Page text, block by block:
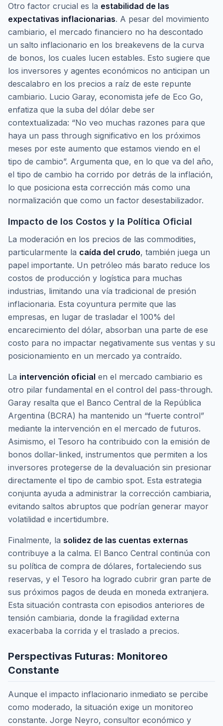
Otro factor crucial es la estabilidad de las
expectativas inflacionarias. A pesar del movimiento
cambiario, el mercado financiero no ha descontado
un salto inflacionario en los breakevens de la curva
de bonos, los cuales lucen estables. Esto sugiere que
los inversores y agentes económicos no anticipan un
descalabro en los precios a raíz de este repunte
cambiario. Lucio Garay, economista jefe de Eco Go,
enfatiza que la suba del dólar debe ser
contextualizada: “No veo muchas razones para que
haya un pass through significativo en los próximos
meses por este aumento que estamos viendo en el
tipo de cambio”. Argumenta que, en lo que va del año,
el tipo de cambio ha corrido por detrás de la inflación,
lo que posiciona esta corrección más como una
normalización que como un factor desestabilizador.
Impacto de los Costos y la Política Oficial
La moderación en los precios de las commodities,
particularmente la caída del crudo, también juega un
papel importante. Un petróleo más barato reduce los
costos de producción y logística para muchas
industrias, limitando una vía tradicional de presión
inflacionaria. Esta coyuntura permite que las
empresas, en lugar de trasladar el 100% del
encarecimiento del dólar, absorban una parte de ese
costo para no impactar negativamente sus ventas y su
posicionamiento en un mercado ya contraído.
La intervención oficial en el mercado cambiario es
otro pilar fundamental en el control del pass-through.
Garay resalta que el Banco Central de la República
Argentina (BCRA) ha mantenido un “fuerte control”
mediante la intervención en el mercado de futuros.
Asimismo, el Tesoro ha contribuido con la emisión de
bonos dollar-linked, instrumentos que permiten a los
inversores protegerse de la devaluación sin presionar
directamente el tipo de cambio spot. Esta estrategia
conjunta ayuda a administrar la corrección cambiaria,
evitando saltos abruptos que podrían generar mayor
volatilidad e incertidumbre.
Finalmente, la solidez de las cuentas externas
contribuye a la calma. El Banco Central continúa con
su política de compra de dólares, fortaleciendo sus
reservas, y el Tesoro ha logrado cubrir gran parte de
sus próximos pagos de deuda en moneda extranjera.
Esta situación contrasta con episodios anteriores de
tensión cambiaria, donde la fragilidad externa
exacerbaba la corrida y el traslado a precios.
Perspectivas Futuras: Monitoreo
Constante
Aunque el impacto inflacionario inmediato se percibe
como moderado, la situación exige un monitoreo
constante. Jorge Neyro, consultor económico y